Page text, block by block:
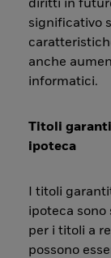
diritti in
significativo
anche
informatici.
Titoli
ipoteca
I titoli
ipoteca
per i titoli a
possono